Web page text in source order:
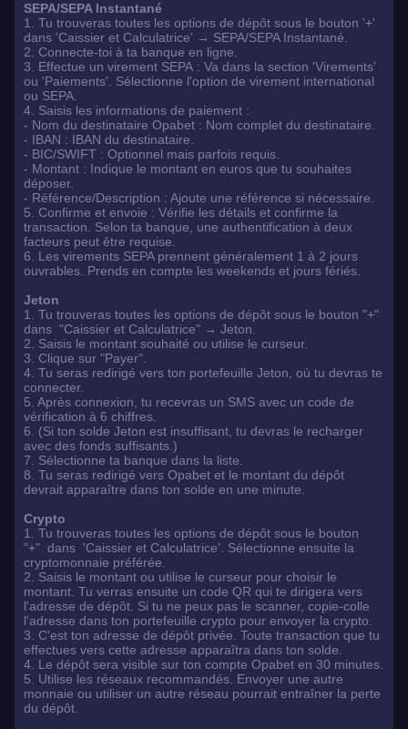
SEPA/SEPA Instantané
1. Tu trouveras toutes les options de dépôt sous le bouton '+'
dans 'Caissier et Calculatrice' → SEPA/SEPA Instantané.
2. Connecte-toi à ta banque en ligne.
3. Effectue un virement SEPA : Va dans la section 'Virements'
ou 'Paiements'. Sélectionne l'option de virement international
ou SEPA.
4. Saisis les informations de paiement :
- Nom du destinataire Opabet : Nom complet du destinataire.
- IBAN : IBAN du destinataire.
- BIC/SWIFT : Optionnel mais parfois requis.
- Montant : Indique le montant en euros que tu souhaites
déposer.
- Référence/Description : Ajoute une référence si nécessaire.
5. Confirme et envoie : Vérifie les détails et confirme la
transaction. Selon ta banque, une authentification à deux
facteurs peut être requise.
6. Les virements SEPA prennent généralement 1 à 2 jours
ouvrables. Prends en compte les weekends et jours fériés.
Jeton
1. Tu trouveras toutes les options de dépôt sous le bouton "+"
dans "Caissier et Calculatrice" → Jeton.
2. Saisis le montant souhaité ou utilise le curseur.
3. Clique sur "Payer".
4. Tu seras redirigé vers ton portefeuille Jeton, où tu devras te
connecter.
5. Après connexion, tu recevras un SMS avec un code de
vérification à 6 chiffres.
6. (Si ton solde Jeton est insuffisant, tu devras le recharger
avec des fonds suffisants.)
7. Sélectionne ta banque dans la liste.
8. Tu seras redirigé vers Opabet et le montant du dépôt
devrait apparaître dans ton solde en une minute.
Crypto
1. Tu trouveras toutes les options de dépôt sous le bouton
"+" dans 'Caissier et Calculatrice'. Sélectionne ensuite la
cryptomonnaie préférée.
2. Saisis le montant ou utilise le curseur pour choisir le
montant. Tu verras ensuite un code QR qui te dirigera vers
l'adresse de dépôt. Si tu ne peux pas le scanner, copie-colle
l'adresse dans ton portefeuille crypto pour envoyer la crypto.
3. C'est ton adresse de dépôt privée. Toute transaction que tu
effectues vers cette adresse apparaîtra dans ton solde.
4. Le dépôt sera visible sur ton compte Opabet en 30 minutes.
5. Utilise les réseaux recommandés. Envoyer une autre
monnaie ou utiliser un autre réseau pourrait entraîner la perte
du dépôt.